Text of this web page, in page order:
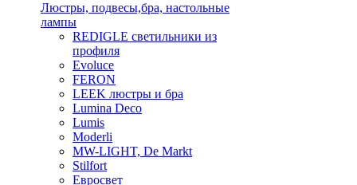
Люстры, подвесы,бра, настольные
лампы
REDIGLE светильники из
профиля
Evoluce
FERON
LEEK люстры и бра
Lumina Deco
Lumis
Moderli
MW-LIGHT, De Markt
Stilfort
Евросвет